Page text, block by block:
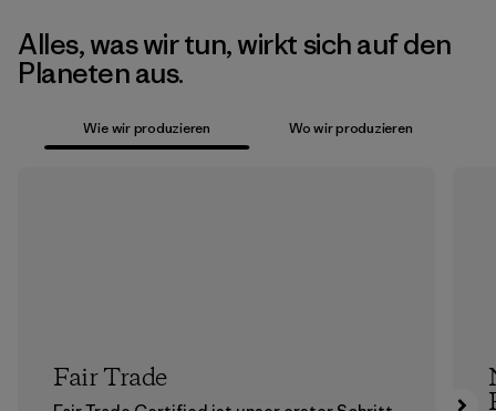
Alles, was wir tun, wirkt sich auf den
Planeten aus.
Wie wir produzieren Wo wir produzieren
Fair Trade